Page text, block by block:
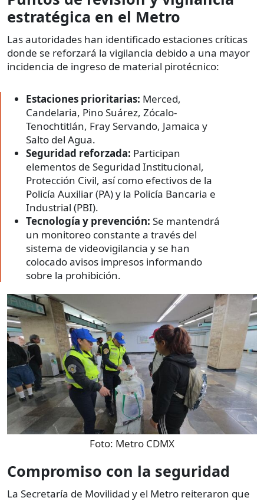
estratégica en el Metro
Las autoridades han identificado estaciones críticas
donde se reforzará la vigilancia debido a una mayor
incidencia de ingreso de material pirotécnico:
Estaciones prioritarias: Merced,
Candelaria, Pino Suárez, Zócalo-
Tenochtitlán, Fray Servando, Jamaica y
Salto del Agua.
Seguridad reforzada: Participan
elementos de Seguridad Institucional,
Protección Civil, así como efectivos de la
Policía Auxiliar (PA) y la Policía Bancaria e
Industrial (PBI).
Tecnología y prevención: Se mantendrá
un monitoreo constante a través del
sistema de videovigilancia y se han
colocado avisos impresos informando
sobre la prohibición.
Foto: Metro CDMX
Compromiso con la seguridad
La Secretaría de Movilidad y el Metro reiteraron que